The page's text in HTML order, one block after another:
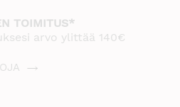
TOIMITUS*
arvo ylittää 140€